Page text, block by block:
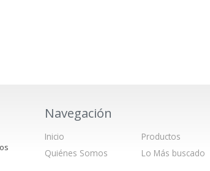
Navegación
Inicio
Quiénes Somos
Productos
Lo Más buscado